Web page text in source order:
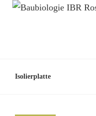
Isolierplatte